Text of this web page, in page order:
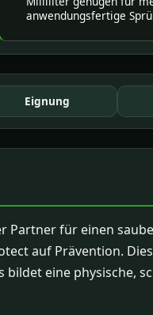
anwendungsfertige
Eignung
Partner für einen
auf Prävention.
eine physische,